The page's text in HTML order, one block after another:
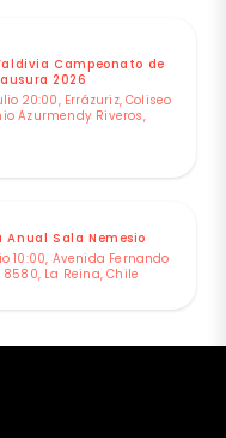
Campeonato de
2026
20:00, Errázuriz, Coliseo
Azurmendy Riveros,
Anual Sala Nemesio
10:00, Avenida Fernando
La Reina, Chile